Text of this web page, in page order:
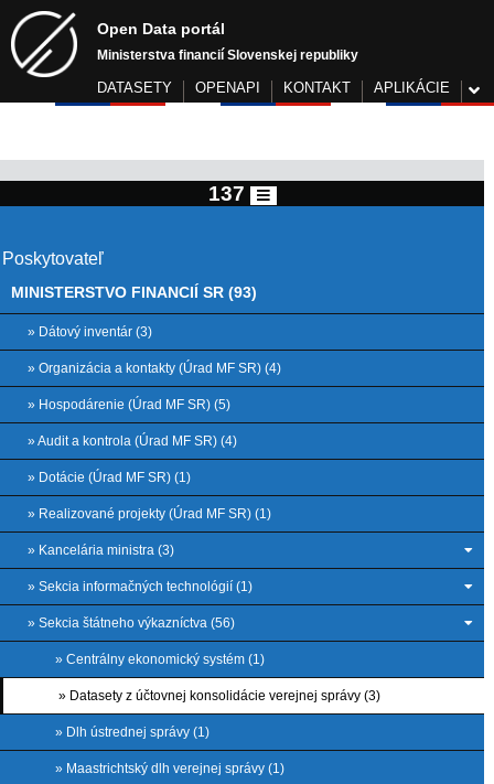
Open Data portál
Ministerstva financií Slovenskej republiky
DATASETY OPENAPI KONTAKT APLIKÁCIE
137
Poskytovateľ
MINISTERSTVO FINANCIÍ SR (93)
» Dátový inventár (3)
» Organizácia a kontakty (Úrad MF SR) (4)
» Hospodárenie (Úrad MF SR) (5)
» Audit a kontrola (Úrad MF SR) (4)
» Dotácie (Úrad MF SR) (1)
» Realizované projekty (Úrad MF SR) (1)
» Kancelária ministra (3)
» Sekcia informačných technológií (1)
» Sekcia štátneho výkazníctva (56)
» Centrálny ekonomický systém (1)
» Datasety z účtovnej konsolidácie verejnej správy (3)
» Dlh ústrednej správy (1)
» Maastrichtský dlh verejnej správy (1)